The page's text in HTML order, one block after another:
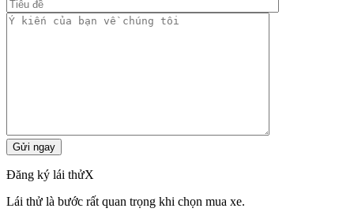
Đăng ký lái thửX
Lái thử là bước rất quan trọng khi chọn mua xe.